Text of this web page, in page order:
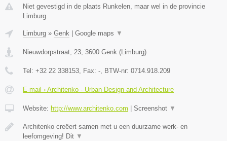
Niet gevestigd in de plaats Runkelen, maar wel in de provincie
Limburg.
Limburg » Genk Google maps ▼
Nieuwdorpstraat, 23, 3600 Genk (Limburg)
Tel: +32 22 338153, Fax: -, BTW-nr: 0714.918.209
E-mail › Architenko - Urban Design and Architecture
Website: http://www.architenko.com Screenshot ▼
Architenko creëert samen met u een duurzame werk- en
leefomgeving! Dit ▼